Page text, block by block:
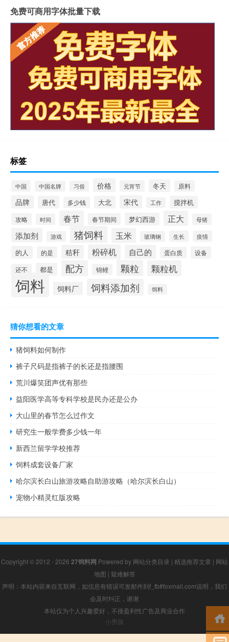
免费可商用字体批量下载
标签
中国 中国名牌 习俗 价格 元宵节 冬天 原料
品牌 唐代 多少钱 大北 宋代 工作 搅拌机
攻略 时间 春节 春节期间 梦幻西游 正大 母猪
添加剂 游戏 猪饲料 玉米 玻璃钢 生长 疫情
的人 的是 秸秆 粉碎机 自己的 蛋白质 设备
还不 都是 配方 锦鲤 颗粒 颗粒机
饲料 饲料厂 饲料添加剂 饵料
猜你想看的文章
猪饲料如何制作
裤子尺码是指裤子的长还是指腰围
荒川爆笑团声优有那些
益阳医学高等专科学校是民办还是公办
大山里的春节怎么过作文
研究生一般学费多少钱一年
新西兰留学学校推荐
饲料成套设备厂家
哈尔滨长白山旅游攻略自助游攻略（哈尔滨长白山）
宠物小精灵红版攻略
Copyright © 2012 - 2026 27饲料网 Powered by 网站分类目录 | 精选推荐文章 | 网站
地图 | 疑难解答
声明：本站内容来自互联网，如信息有错误可发邮件到f_fb#foxmail.com说明，我们
会及时纠正，谢谢
本站仅为个人兴趣爱好，不接盈利性广告及商业合作
小男孩